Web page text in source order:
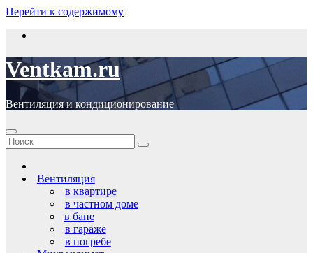
Перейти к содержимому
Ventkam.ru
Вентиляция и кондиционирование
Вентиляция
в квартире
в частном доме
в бане
в гараже
в погребе